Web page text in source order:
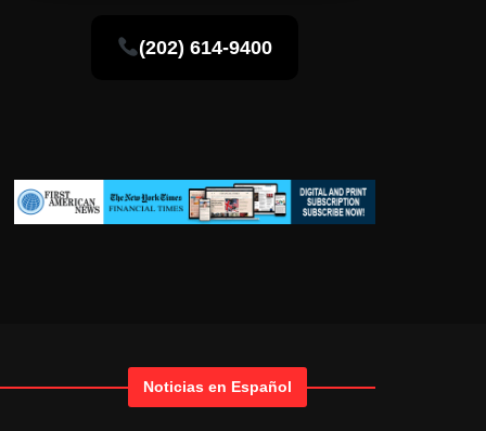
(202) 614-9400
Noticias en Español